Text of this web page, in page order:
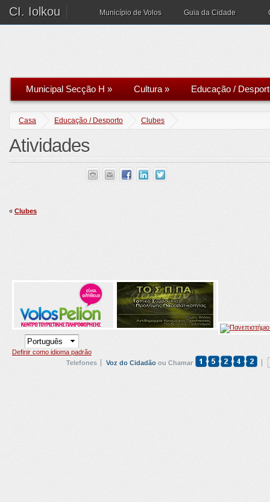
CI. Iolkou Município de Volos Guia da Cidade
Municipal Secção H » Cultura» Educação /
Casa Educação / Desporto Clubes
Atividades
« Clubes
Definir como idioma padrão
Telefones
Voz do Cidadão ou Chamar